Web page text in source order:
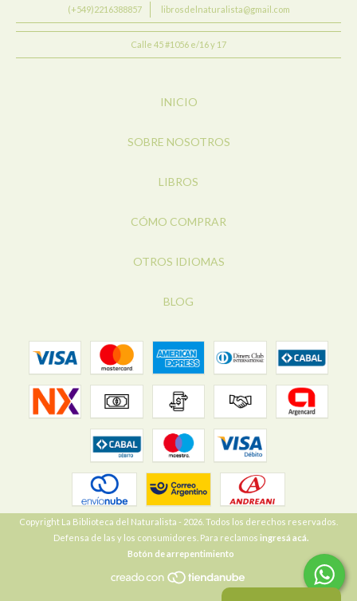
(+549)2216388857 librosdelnaturalista@gmail.com
Calle 45 #1056 e/16 y 17
INICIO
SOBRE NOSOTROS
LIBROS
CÓMO COMPRAR
OTROS IDIOMAS
BLOG
Copyright La Biblioteca del Naturalista - 2026. Todos los derechos reservados.
Defensa de las y los consumidores. Para reclamos ingresá acá.
Botón de arrepentimiento